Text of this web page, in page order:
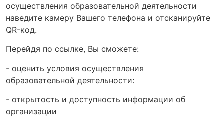
осуществления образовательной деятельности
наведите камеру Вашего телефона и отсканируйте
QR-код.
Перейдя по ссылке, Вы сможете:
- оценить условия осуществления
образовательной деятельности:
- открытость и доступность информации об
организации